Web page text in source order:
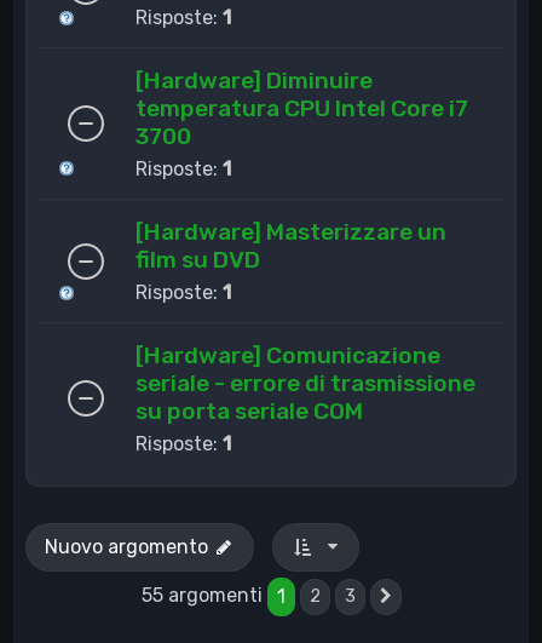
Risposte:1
[Hardware] Diminuire
temperatura CPU Intel Core i7
3700
Risposte:1
[Hardware] Masterizzare un
film su DVD
Risposte:1
[Hardware] Comunicazione
seriale - errore di trasmissione
su porta seriale COM
Risposte:1
Nuovo argomento
55 argomenti 1 2 3